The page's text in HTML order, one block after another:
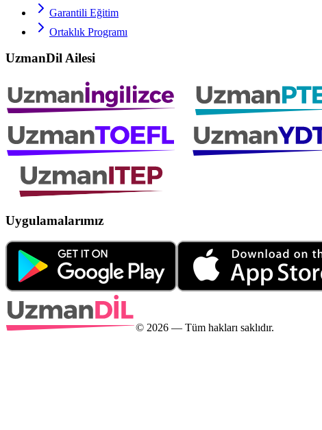
Garantili Eğitim
Ortaklık Programı
UzmanDil Ailesi
Uygulamalarımız
© 2026 — Tüm hakları saklıdır.